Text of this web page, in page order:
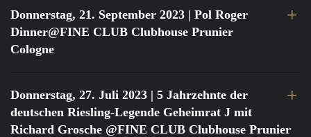
Donnerstag, 21. September 2023 | Pol Roger
Dinner@FINE CLUB Clubhouse Prunier
Cologne
Donnerstag, 27. Juli 2023 | 5 Jahrzehnte der
deutschen Riesling-Legende Geheimrat J mit
Richard Grosche @FINE CLUB Clubhouse Prunier